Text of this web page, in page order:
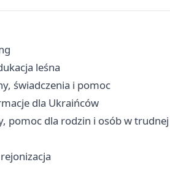
leśna
świadczenia i pomoc
dla Ukraińców
pomoc dla rodzin i osób w trudnej